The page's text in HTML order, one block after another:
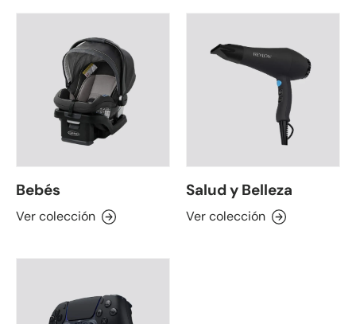
Bebés
Ver colección
Salud y Belleza
Ver colección